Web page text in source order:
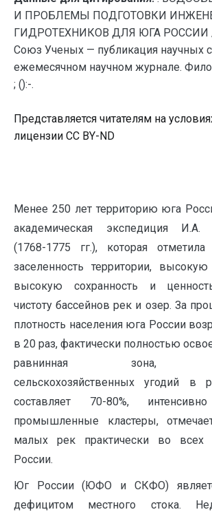
И ПРОБЛЕМЫ ПОДГОТОВКИ
ГИДРОТЕХНИКОВ ДЛЯ ЮГА РОССИИ
Союз Ученых — публикация научных
ежемесячном научном журнале.
; ():-.
Представляется читателям на
лицензии CC BY-ND
Менее 250 лет территорию юга
академическая экспедиция И.А.
(1768-1775 гг.), которая
заселенность территории, высокую
высокую сохранность и
чистоту бассейнов рек и озер. За
плотность населения юга России
в 20 раз, фактически полностью
равнинная зона,
сельскохозяйственных угодий в
составляет 70-80%,
промышленные кластеры,
малых рек практически во всех
России.
Юг России (ЮФО и СКФО)
дефицитом местного стока.